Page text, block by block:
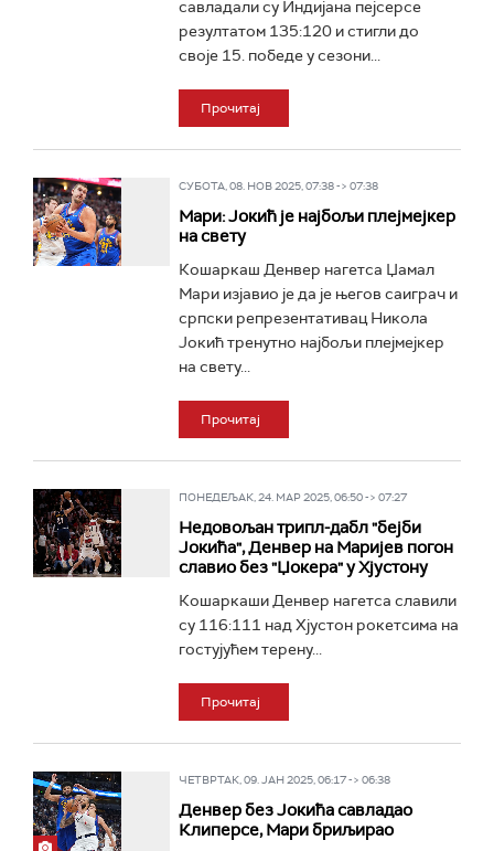
савладали су Индијана пејсерсе
резултатом 135:120 и стигли до
своје 15. победе у сезони...
Прочитај
СУБОТА, 08. НОВ 2025, 07:38 -> 07:38
Мари: Јокић је најбољи плејмејкер
на свету
Кошаркаш Денвер нагетса Џамал
Мари изјавио је да је његов саиграч и
српски репрезентативац Никола
Јокић тренутно најбољи плејмејкер
на свету...
Прочитај
ПОНЕДЕЉАК, 24. МАР 2025, 06:50 -> 07:27
Недовољан трипл-дабл "бејби
Јокића", Денвер на Маријев погон
славио без "Џокера" у Хјустону
Кошаркаши Денвер нагетса славили
су 116:111 над Хјустон рокетсима на
гостујућем терену...
Прочитај
ЧЕТВРТАК, 09. ЈАН 2025, 06:17 -> 06:38
Денвер без Јокића савладао
Клиперсе, Мари бриљирао